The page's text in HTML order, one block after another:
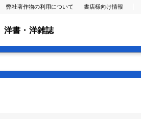
弊社著作物の利用について 書店様向け情報
洋書・洋雑誌